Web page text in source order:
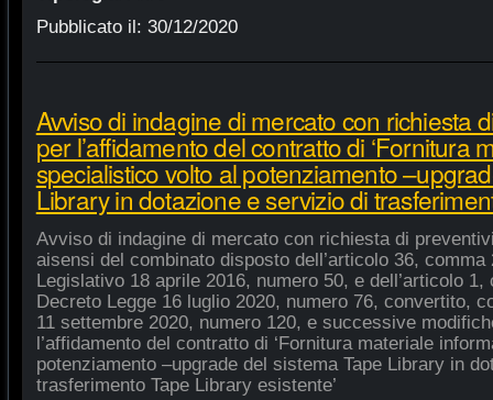
Pubblicato il: 30/12/2020
Avviso di indagine di mercato con richiesta
per l’affidamento del contratto di ‘Fornitura
specialistico volto al potenziamento
Library in dotazione e servizio di
Avviso di indagine di mercato con richiesta di
aisensi del combinato disposto dell’articolo 36,
Legislativo 18 aprile 2016, numero 50, e dell’articolo
Decreto Legge 16 luglio 2020, numero 76, convertito,
11 settembre 2020, numero 120, e successive
l’affidamento del contratto di ‘Fornitura materiale
potenziamento –upgrade del sistema Tape Library in
trasferimento Tape Library esistente’